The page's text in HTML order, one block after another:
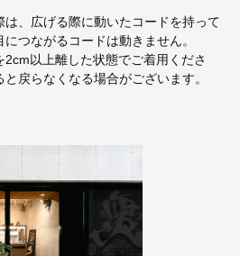
、広げる際に動いたコードを持って
つながるコードは動きません。
以上離した状態でご着用くださ
戻らなくなる場合がございます。